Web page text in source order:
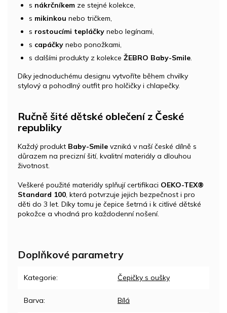
s nákrčníkem ze stejné kolekce,
s mikinkou nebo tričkem,
s rostoucími tepláčky nebo legínami,
s capáčky nebo ponožkami,
s dalšími produkty z kolekce ŽEBRO Baby-Smile.
Díky jednoduchému designu vytvoříte během chvilky
stylový a pohodlný outfit pro holčičky i chlapečky.
Ručně šité dětské oblečení z České
republiky
Každý produkt Baby-Smile vzniká v naší české dílně s
důrazem na precizní šití, kvalitní materiály a dlouhou
životnost.
Veškeré použité materiály splňují certifikaci OEKO-TEX®
Standard 100, která potvrzuje jejich bezpečnost i pro
děti do 3 let. Díky tomu je čepice šetrná i k citlivé dětské
pokožce a vhodná pro každodenní nošení.
Doplňkové parametry
Kategorie: Čepičky s oušky
Barva: Bílá